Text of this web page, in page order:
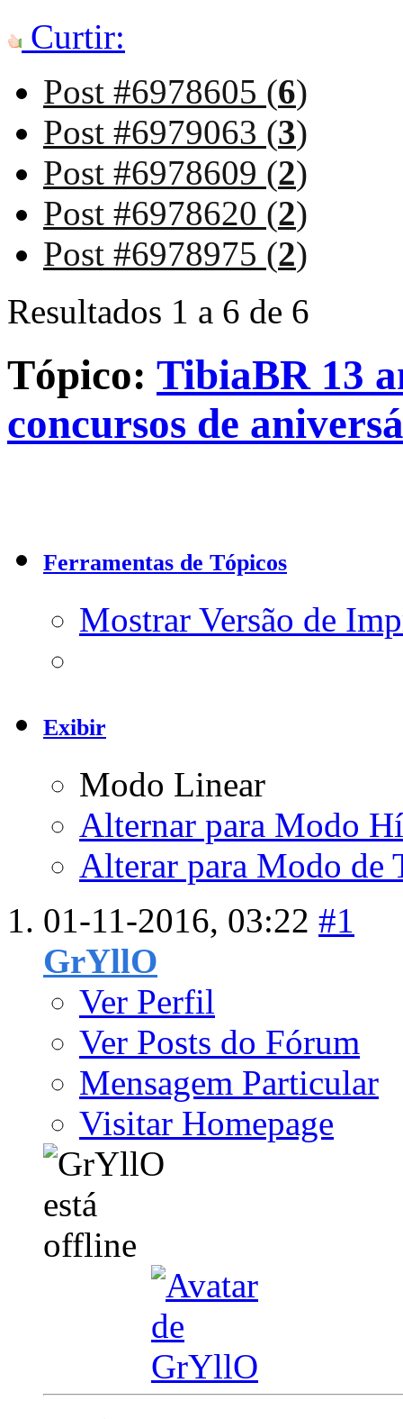
Curtir:
Post #6978605 (6)
Post #6979063 (3)
Post #6978609 (2)
Post #6978620 (2)
Post #6978975 (2)
Resultados 1 a 6 de 6
Tópico: TibiaBR 13
concursos de
Ferramentas de Tópicos
Mostrar Versão de
Exibir
Modo Linear
Alternar para Modo
Alterar para Modo de
01-11-2016, 03:22 #1
GrYllO
Ver Perfil
Ver Posts do Fórum
Mensagem Particular
Visitar Homepage